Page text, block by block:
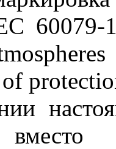
60079-